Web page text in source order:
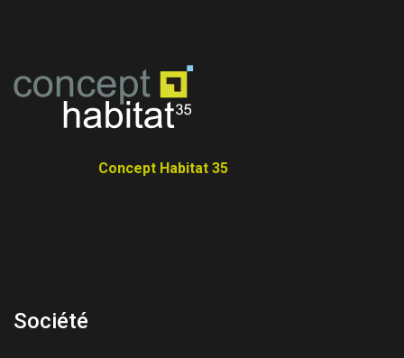
Concept Habitat 35
Société